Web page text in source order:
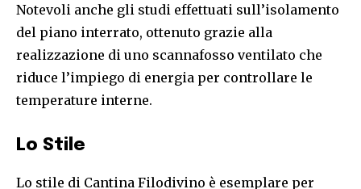
Notevoli anche gli studi effettuati sull’isolamento
del piano interrato, ottenuto grazie alla
realizzazione di uno scannafosso ventilato che
riduce l’impiego di energia per controllare le
temperature interne.
Lo Stile
Lo stile di Cantina Filodivino è esemplare per